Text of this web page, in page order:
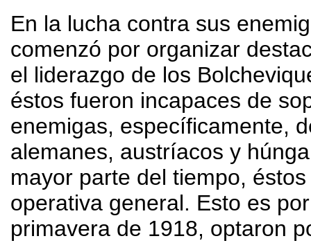
En la lucha contra sus
comenzó por organizar
el liderazgo de los
éstos fueron incapaces de
enemigas, específicamente,
alemanes, austríacos y
mayor parte del tiempo,
operativa general. Esto es
primavera de 1918, optaron